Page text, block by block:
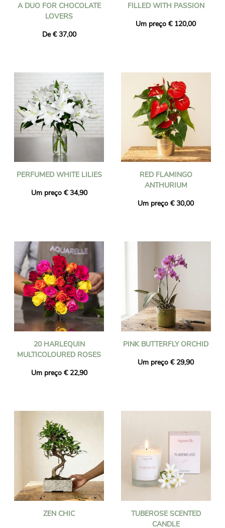
A DUO FOR CHOCOLATE
LOVERS
De € 37,00
FILLED WITH PASSION
Um preço € 120,00
PERFUMED WHITE LILIES
Um preço € 34,90
RED FLAMINGO
ANTHURIUM
Um preço € 30,00
20 HARLEQUIN
MULTICOLOURED ROSES
Um preço € 22,90
PINK BUTTERFLY ORCHID
Um preço € 29,90
ZEN CHIC
TUBEROSE SCENTED
CANDLE